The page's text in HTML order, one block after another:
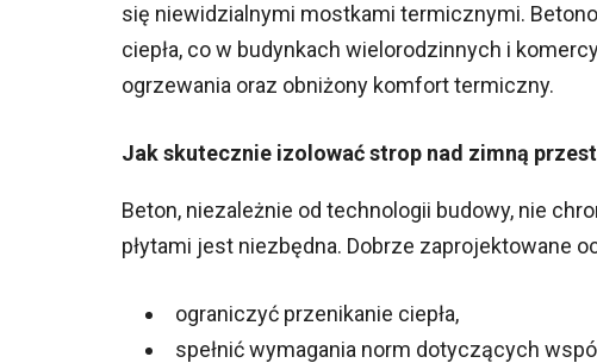
się niewidzialnymi mostkami termicznymi.
ciepła, co w budynkach wielorodzinnych i
ogrzewania oraz obniżony komfort termiczny.
Jak skutecznie izolować strop nad zimną
Beton, niezależnie od technologii budowy, nie
płytami jest niezbędna. Dobrze zaprojektowane
ograniczyć przenikanie ciepła,
spełnić wymagania norm dotyczących